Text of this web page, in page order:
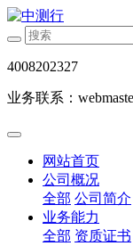
4008202327
业务联系：
网站首页
公司概况
全部 公司简介
业务能力
全部 资质证书